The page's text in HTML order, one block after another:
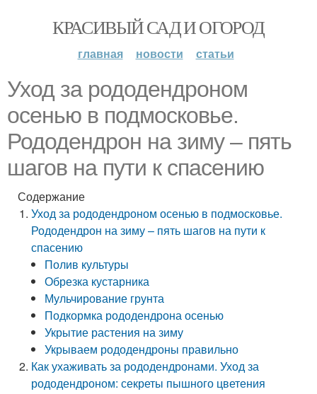
КРАСИВЫЙ САД И ОГОРОД
главная новости статьи
Уход за рододендроном
осенью в подмосковье.
Рододендрон на зиму – пять
шагов на пути к спасению
Содержание
Уход за рододендроном осенью в подмосковье.
Рододендрон на зиму – пять шагов на пути к
спасению
Полив культуры
Обрезка кустарника
Мульчирование грунта
Подкормка рододендрона осенью
Укрытие растения на зиму
Укрываем рододендроны правильно
Как ухаживать за рододендронами. Уход за
рододендроном: секреты пышного цветения